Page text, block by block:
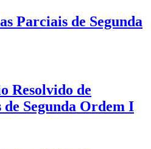
Parciais de Segunda
Resolvido de
Segunda Ordem I